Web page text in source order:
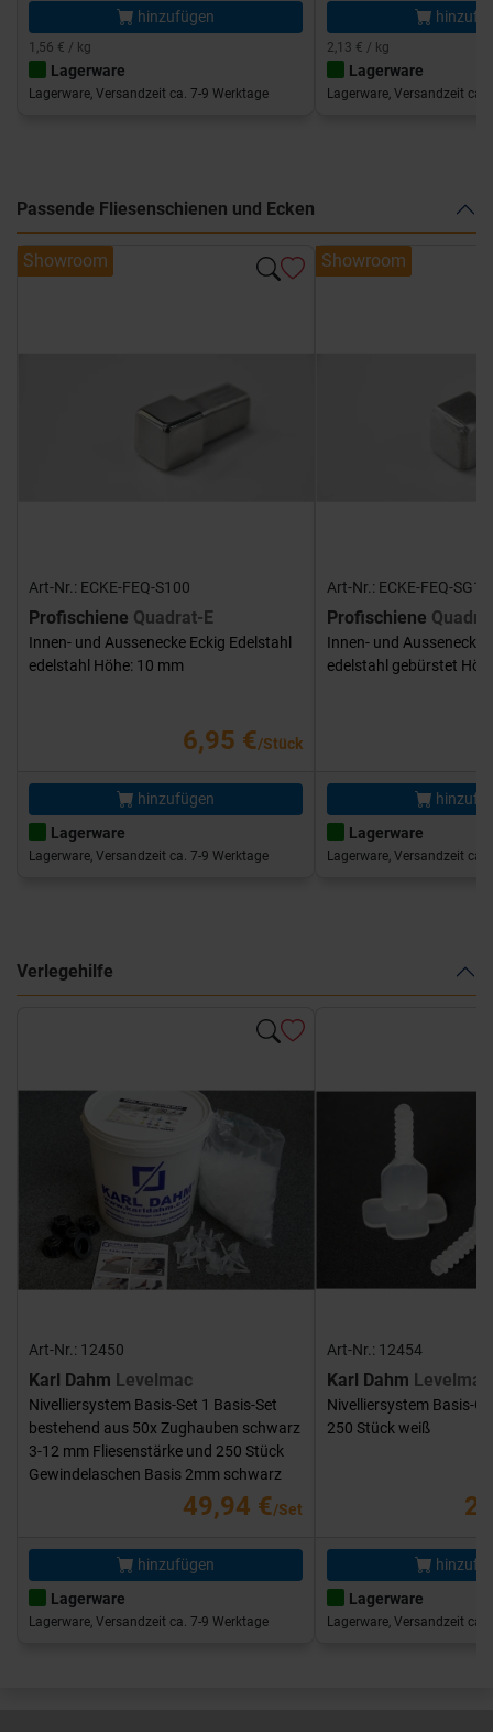
hinzufügen
1,56 € / kg
Lagerware
Lagerware, Versandzeit ca. 7-9 Werktage
2,13 € / kg
Lagerware
Lagerware, Versandzeit ca.
Passende Fliesenschienen und Ecken
Showroom
Art-Nr.: ECKE-FEQ-S100
Profischiene Quadrat-E
Innen- und Aussenecke Eckig Edelstahl
edelstahl Höhe: 10 mm
6,95 €/Stück
hinzufügen
Lagerware
Lagerware, Versandzeit ca. 7-9 Werktage
Showroom
Art-Nr.: ECKE-FEQ-
Profischiene
Innen- und Aussenecke
edelstahl gebürstet
Lagerware
Lagerware, Versandzeit ca.
Verlegehilfe
Art-Nr.: 12450
Karl Dahm Levelmac
Nivelliersystem Basis-Set 1 Basis-Set
bestehend aus 50x Zughauben schwarz
3-12 mm Fliesenstärke und 250 Stück
Gewindelaschen Basis 2mm schwarz
49,94 €/Set
hinzufügen
Lagerware
Lagerware, Versandzeit ca. 7-9 Werktage
Art-Nr.: 12454
Karl Dahm Levelmac
Nivelliersystem Basis-
250 Stück weiß
Lagerware
Lagerware, Versandzeit ca.